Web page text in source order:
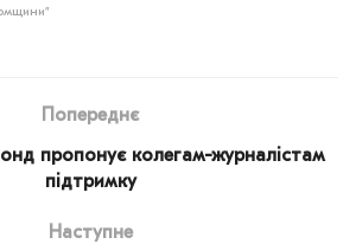
Попереднє
пропонує колегам-журналістам
підтримку
Наступне